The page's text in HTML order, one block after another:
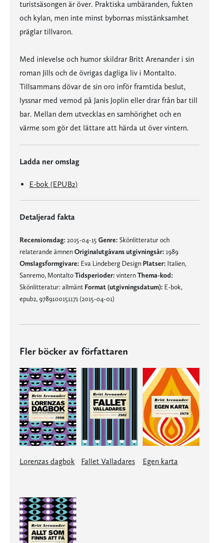
turistsäsongen är över. Praktiska umbäranden, fukten
och kylan, men inte minst bybornas misstänksamhet
präglar tillvaron.
Med inlevelse och humor skildrar Britt Arenander i sin
roman Jills och de övrigas dagliga liv i Montalto.
Tillsammans dövar de sin oro inför framtida beslut,
lyssnar med vemod på Janis Joplin eller drar från bar till
bar. Mellan dem utvecklas en samhörighet och en
värme som gör det lättare att härda ut över vintern.
Ladda ner omslag
E-bok (EPUB2)
Detaljerad fakta
Recensionsdag: 2015-04-15 Genre: Skönlitteratur och
relaterande ämnenOriginalutgåvans utgivningsår: 1989
Omslagsformgivare: Eva Lindeberg Design Platser: Italien,
Sanremo, MontaltoTidsperioder: vinternThema-kod:
Skönlitteratur: allmänt Format (utgivningsdatum): E-bok,
epub2, 9789100151171 (2015-04-01)
Fler böcker av författaren
Lorenzas dagbok Fallet Valladares Egen karta